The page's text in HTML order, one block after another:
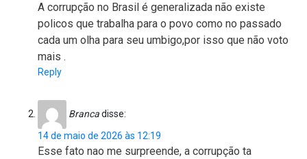
A corrupção no Brasil é generalizada não existe
policos que trabalha para o povo como no passado
cada um olha para seu umbigo,por isso que não voto
mais .
Reply
Brancadisse:
14 de maio de 2026 às 12:19
Esse fato nao me surpreende, a corrupção ta